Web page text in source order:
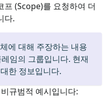
프 (Scope)를 요청하여 더
다.
에 대해 주장하는 내용
임의 그룹입니다. 현재
한 정보입니다.
규범적 예시입니다: